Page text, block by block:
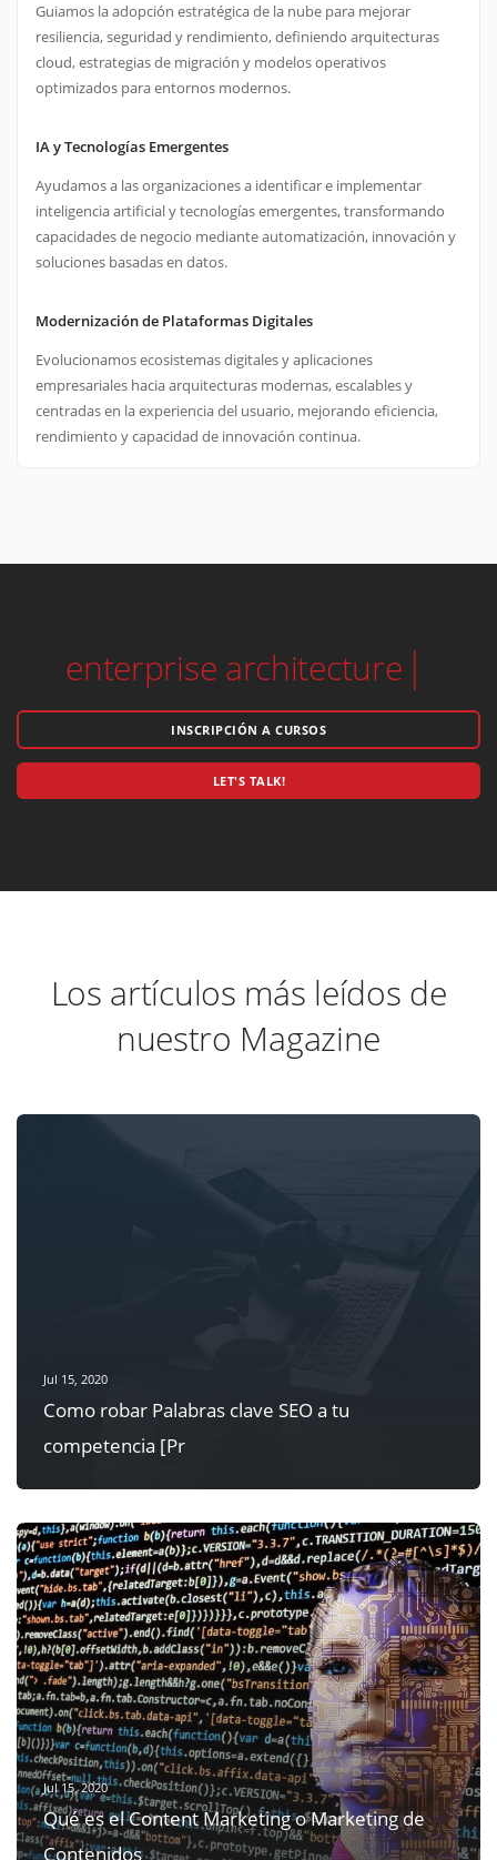
Guiamos la adopción estratégica de la nube para mejorar
resiliencia, seguridad y rendimiento, definiendo arquitecturas
cloud, estrategias de migración y modelos operativos
optimizados para entornos modernos.
IA y Tecnologías Emergentes
Ayudamos a las organizaciones a identificar e implementar
inteligencia artificial y tecnologías emergentes, transformando
capacidades de negocio mediante automatización, innovación y
soluciones basadas en datos.
Modernización de Plataformas Digitales
Evolucionamos ecosistemas digitales y aplicaciones
empresariales hacia arquitecturas modernas, escalables y
centradas en la experiencia del usuario, mejorando eficiencia,
rendimiento y capacidad de innovación continua.
solut
INSCRIPCIÓN A CURSOS
LET'S TALK!
Los artículos más leídos de
nuestro Magazine
Jul 15, 2020
Como robar Palabras clave SEO a tu
competencia [Pr
Jul 15, 2020
Qué es el Content Marketing o Marketing de
Contenidos